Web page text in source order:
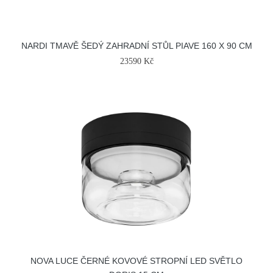
NARDI TMAVĚ ŠEDÝ ZAHRADNÍ STŮL PIAVE 160 X 90 CM
23590 Kč
NOVA LUCE ČERNÉ KOVOVÉ STROPNÍ LED SVĚTLO